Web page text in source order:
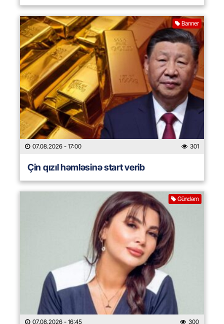
Banner
07.08.2026 - 17:00 301
Çin qızıl həmləsinə start verib
Gündəm
07.08.2026 - 16:45 300